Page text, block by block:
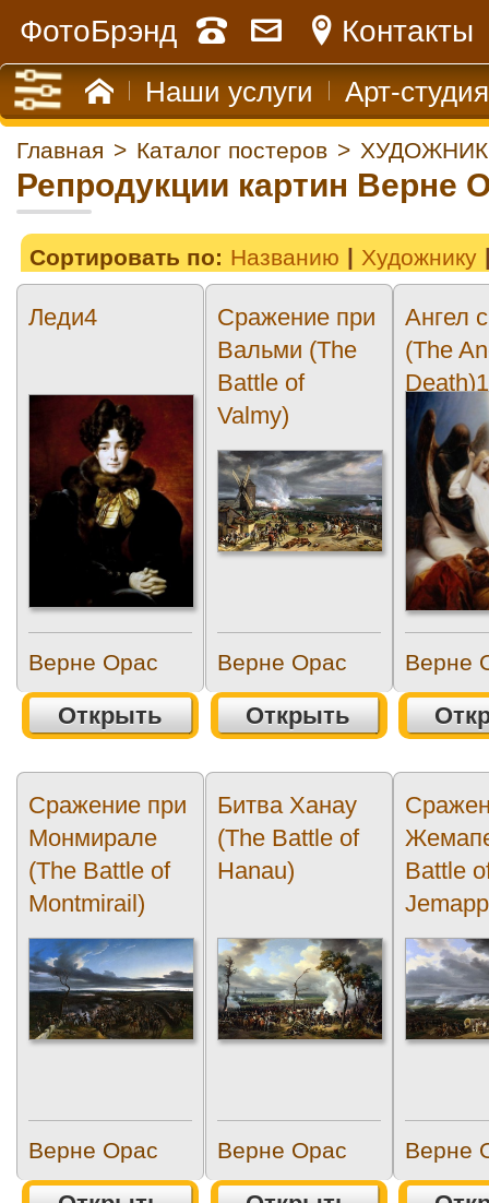
ФотоБрэнд Контакты
Наши услуги Арт-студия
Главная > Каталог постеров >
Репродукции картин Верне
Сортировать по: Названию Художнику
Леди4
Верне Орас
Открыть
Сражение при
Вальми (The
Battle of
Valmy)
Верне Орас
Открыть
Ангел
(The
Death)1
Верне
Сражение при
Монмирале
(The Battle of
Montmirail)
Верне Орас
Битва Ханау
(The Battle of
Hanau)
Верне Орас
Battle
Верне